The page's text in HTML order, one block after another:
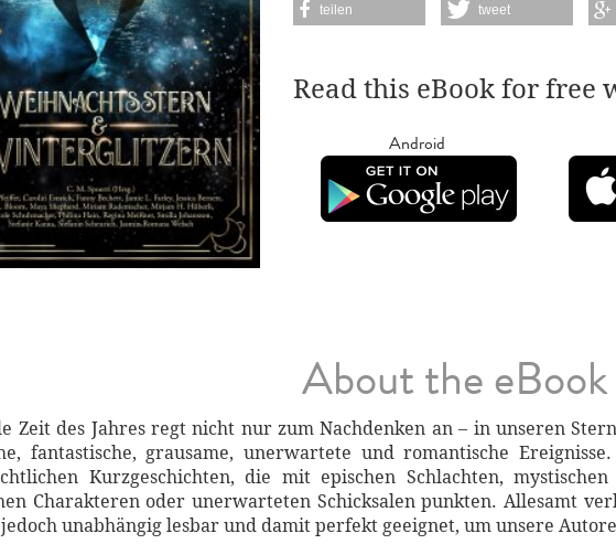
teilen tweet
Read this eBook for free
Android
About the eBook
Zeit des Jahres regt nicht nur zum Nachdenken an – in unseren
fantastische, grausame, unerwartete und romantische
Kurzgeschichten, die mit epischen Schlachten,
Charakteren oder unerwarteten Schicksalen punkten. Allesamt
unabhängig lesbar und damit perfekt geeignet, um unsere